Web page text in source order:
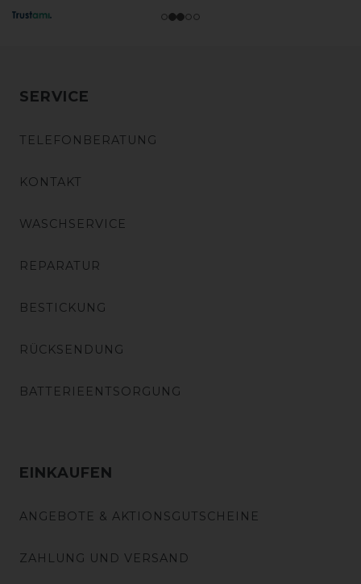
SERVICE
TELEFONBERATUNG
KONTAKT
WASCHSERVICE
REPARATUR
BESTICKUNG
RÜCKSENDUNG
BATTERIEENTSORGUNG
EINKAUFEN
ANGEBOTE & AKTIONSGUTSCHEINE
ZAHLUNG UND VERSAND